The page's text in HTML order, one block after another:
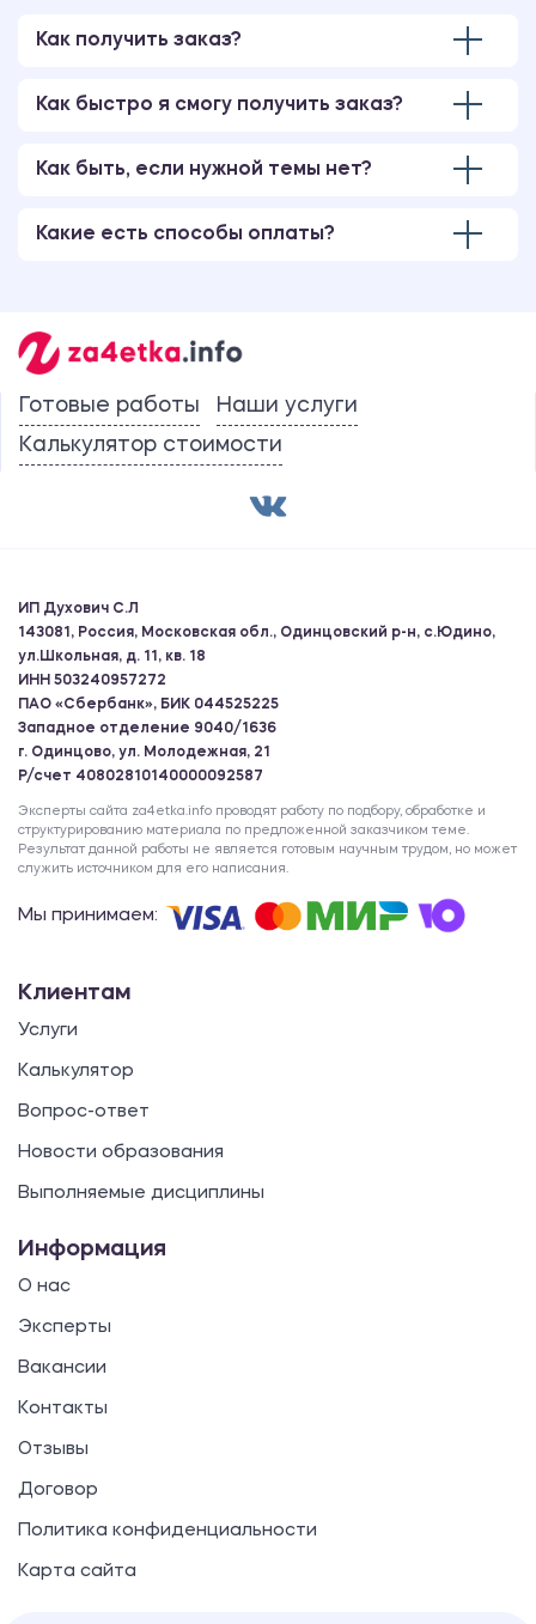
Как получить заказ?
Как быстро я смогу получить заказ?
Как быть, если нужной темы нет?
Какие есть способы оплаты?
Готовые работы
Наши услуги
Калькулятор стоимости
ИП Духович С.Л
143081, Россия, Московская обл., Одинцовский р-н, с.Юдино,
ул.Школьная, д. 11, кв. 18
ИНН 503240957272
ПАО «Сбербанк», БИК 044525225
Западное отделение 9040/1636
г. Одинцово, ул. Молодежная, 21
Р/счет 40802810140000092587
Эксперты сайта za4etka.info проводят работу по подбору, обработке и
структурированию материала по предложенной заказчиком теме.
Результат данной работы не является готовым научным трудом, но может
служить источником для его написания.
Мы принимаем:
Клиентам
Услуги
Калькулятор
Вопрос-ответ
Новости образования
Выполняемые дисциплины
Информация
О нас
Эксперты
Вакансии
Контакты
Отзывы
Договор
Политика конфиденциальности
Карта сайта